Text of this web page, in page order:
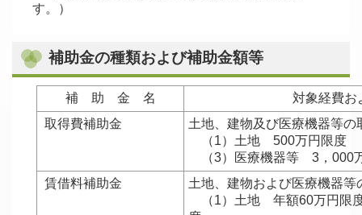
す。）
補助金の種類および補助金額等
補 助 金 名
対象経費お
取得費補助金
土地、建物及び医療機器等の
（1）土地 500万円限
（3）医療機器等 3，000
賃借料補助金
土地、建物および医療機器
（1）土地 年額60万円